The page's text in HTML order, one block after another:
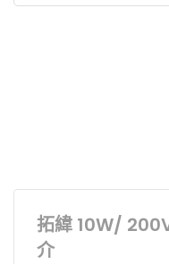
拓緯 10W/
介